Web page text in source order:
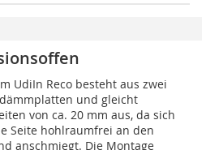
UdiIn Reco besteht aus zwei
und gleicht
von ca. 20 mm aus, da sich
Seite hohlraumfrei an den
anschmiegt. Die Montage